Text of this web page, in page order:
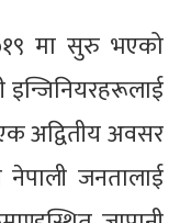
मा सुरु भएको
इन्जिनियरहरूलाई
अद्वितीय अवसर
जनतालाई